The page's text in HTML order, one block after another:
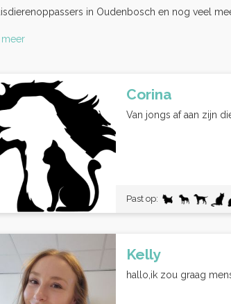
in Oudenbosch en nog veel
meer
Corina
Van jongs af aan zijn
Past op:
Kelly
hallo,ik zou graag